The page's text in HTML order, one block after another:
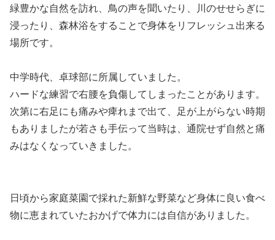
緑豊かな自然を訪れ、鳥の声を聞いたり、川のせせらぎに
浸ったり、森林浴をすることで身体をリフレッシュ出来る
場所です。
中学時代、卓球部に所属していました。
ハードな練習で右腰を負傷してしまったことがあります。
次第に右足にも痛みや痺れまで出て、足が上がらない時期
もありましたが若さも手伝って当時は、通院せず自然と痛
みはなくなっていきました。
日頃から家庭菜園で採れた新鮮な野菜など身体に良い食べ
物に恵まれていたおかげで体力には自信がありました。